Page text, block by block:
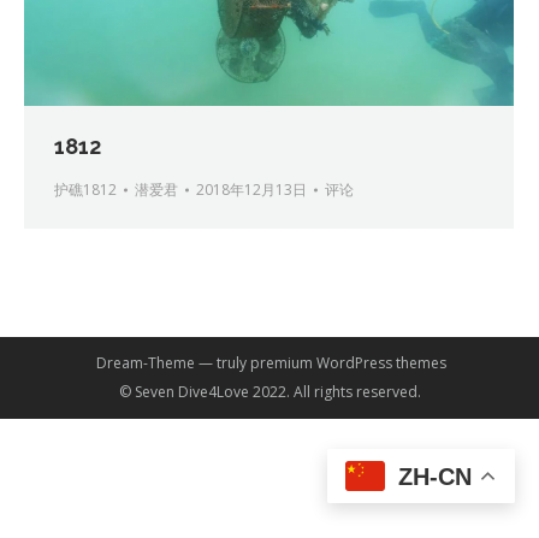
1812
护礁1812 潜爱君 2018年12月13日 评论
Dream-Theme — truly premium WordPress themes
© Seven Dive4Love 2022. All rights reserved.
ZH-CN